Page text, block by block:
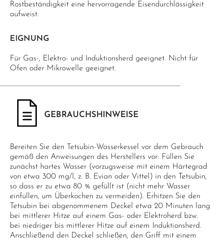
Rostbeständigkeit eine hervorragende Eisendurchlässigkeit
aufweist.
EIGNUNG
Für Gas-, Elektro- und Induktionsherd geeignet. Nicht für
Ofen oder Mikrowelle geeignet.
GEBRAUCHSHINWEISE
Bereiten Sie den Tetsubin-Wasserkessel vor dem Gebrauch
gemäß den Anweisungen des Herstellers vor: Füllen Sie
zunächst hartes Wasser (vorzugsweise mit einem Härtegrad
von etwa 300 mg/l, z. B. Evian oder Vittel) in den Tetsubin,
so dass er zu etwa 80 % gefüllt ist (nicht mehr Wasser
einfüllen, um Überkochen zu vermeiden). Erhitzen Sie den
Tetsubin bei abgenommenem Deckel etwa 20 Minuten lang
bei mittlerer Hitze auf einem Gas- oder Elektroherd bzw.
bei niedriger bis mittlerer Hitze auf einem Induktionsherd.
Anschließend den Deckel schließen, den Griff mit einem